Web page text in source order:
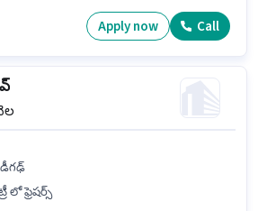
సెక్టర్-22 చండీగఢ్, చండీగఢ్ లో ఉంది. Agrim
విభాగంలో ఫీల్డ్ సేల్స్ ఎగ్జిక్యూటివ్ గా చేరండి.
Apply now Call
లో ఫ్రెషర్స్